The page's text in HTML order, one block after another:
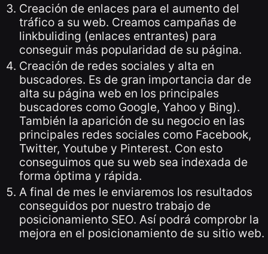
Creación de enlaces para el aumento del
tráfico a su web. Creamos campañas de
linkbuliding (enlaces entrantes) para
conseguir más popularidad de su página.
Creación de redes sociales y alta en
buscadores. Es de gran importancia dar de
alta su página web en los principales
buscadores como Google, Yahoo y Bing).
También la aparición de su negocio en las
principales redes sociales como Facebook,
Twitter, Youtube y Pinterest. Con esto
conseguimos que su web sea indexada de
forma óptima y rápida.
A final de mes le enviaremos los resultados
conseguidos por nuestro trabajo de
posicionamiento SEO. Así podrá comprobr la
mejora en el posicionamiento de su sitio web.